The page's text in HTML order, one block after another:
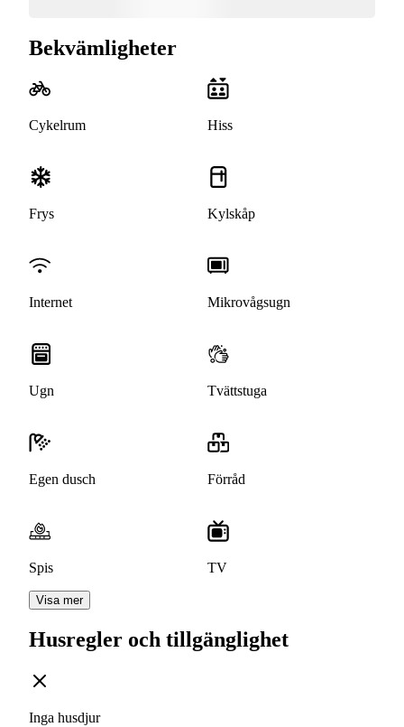
Bekvämligheter
Cykelrum Hiss
Frys Kylskåp
Internet Mikrovågsugn
Ugn Tvättstuga
Egen dusch Förråd
Spis TV
Visa mer
Husregler och tillgänglighet
Inga husdjur